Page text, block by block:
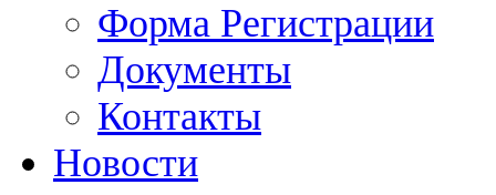
Форма Регистрации
Документы
Контакты
Новости